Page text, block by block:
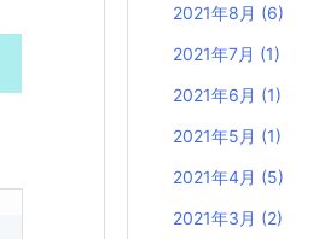
2021年8月 (6)
2021年7月 (1)
2021年6月 (1)
2021年5月 (1)
2021年4月 (5)
2021年3月 (2)